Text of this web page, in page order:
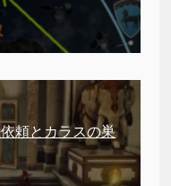
頼とカラスの巣